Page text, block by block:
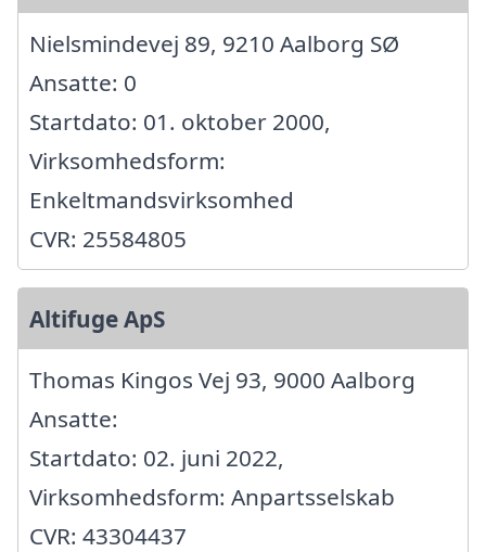
Nielsmindevej 89, 9210 Aalborg SØ
Ansatte: 0
Startdato: 01. oktober 2000,
Virksomhedsform:
Enkeltmandsvirksomhed
CVR: 25584805
Altifuge ApS
Thomas Kingos Vej 93, 9000 Aalborg
Ansatte:
Startdato: 02. juni 2022,
Virksomhedsform: Anpartsselskab
CVR: 43304437